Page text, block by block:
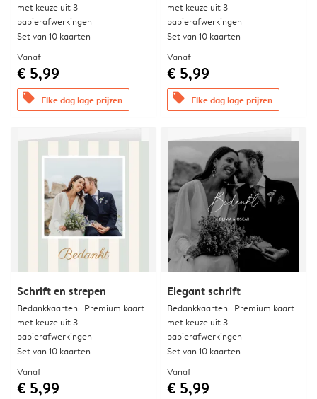
met keuze uit 3
papierafwerkingen
Set van 10 kaarten
Vanaf
€ 5,99
offers Elke dag lage prijzen
met keuze uit 3
papierafwerkingen
Set van 10 kaarten
Vanaf
€ 5,99
offers Elke dag lage prijzen
Schrift en strepen
Bedankkaarten | Premium kaart
met keuze uit 3
papierafwerkingen
Set van 10 kaarten
Vanaf
€ 5,99
Elegant schrift
Bedankkaarten | Premium kaart
met keuze uit 3
papierafwerkingen
Set van 10 kaarten
Vanaf
€ 5,99